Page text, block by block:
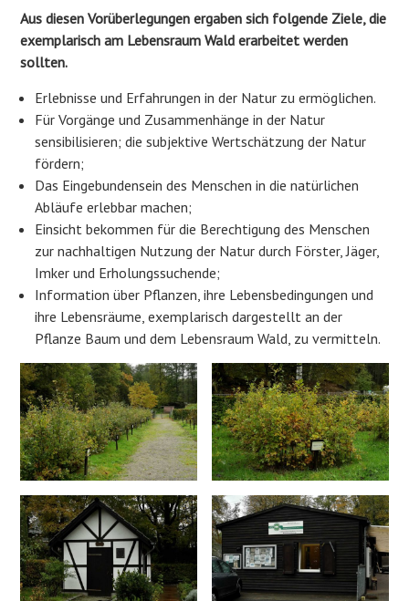
Aus diesen Vorüberlegungen ergaben sich folgende Ziele, die
exemplarisch am Lebensraum Wald erarbeitet werden
sollten.
Erlebnisse und Erfahrungen in der Natur zu ermöglichen.
Für Vorgänge und Zusammenhänge in der Natur
sensibilisieren; die subjektive Wertschätzung der Natur
fördern;
Das Eingebundensein des Menschen in die natürlichen
Abläufe erlebbar machen;
Einsicht bekommen für die Berechtigung des Menschen
zur nachhaltigen Nutzung der Natur durch Förster, Jäger,
Imker und Erholungssuchende;
Information über Pflanzen, ihre Lebensbedingungen und
ihre Lebensräume, exemplarisch dargestellt an der
Pflanze Baum und dem Lebensraum Wald, zu vermitteln.